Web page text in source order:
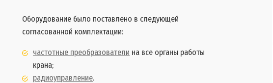
Оборудование было поставлено в следующей
согласованной комплектации:
частотные преобразователи на все органы работы
крана;
радиоуправление.